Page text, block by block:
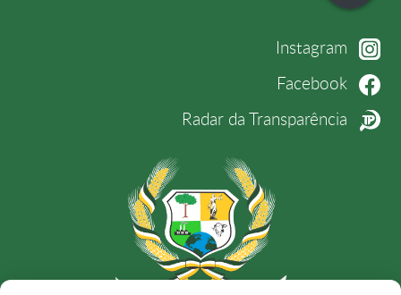
Instagram
Facebook
Radar da Transparência